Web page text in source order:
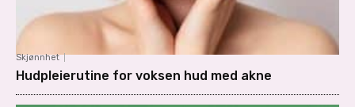
Skjønnhet
Hudpleierutine for voksen hud med akne